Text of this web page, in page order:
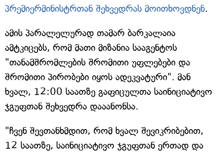
პრემიერმინისტრთან შეხვედრას მოითხოვდნენ.
ამის პარალელურად თამარ ბარკალაია
ამტკიცებს, რომ მათი მიზანია სააგენტოს
"თანამშრომლების შრომითი უფლებები და
შრომითი პირობები იყოს ადეკვატური". მან
ხვალ, 12:00 საათზე გაფიცულთა საინიციატივო
ჯგუფთან შეხვედრა დააანონსა.
"ჩვენ შევთანხმდით, რომ ხვალ შევიკრიბებით,
12 საათზე, საინიციატივო ჯგუფთან ერთად და